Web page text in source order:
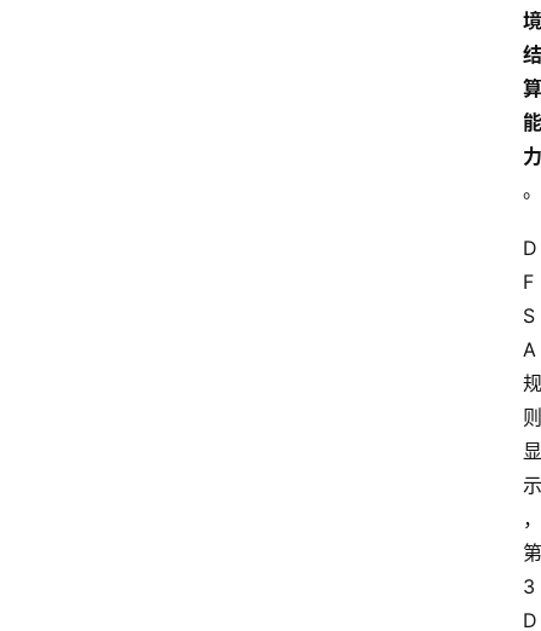
境
结
算
能
力
。
D
F
S
A
规
则
显
示
，
第
3
D